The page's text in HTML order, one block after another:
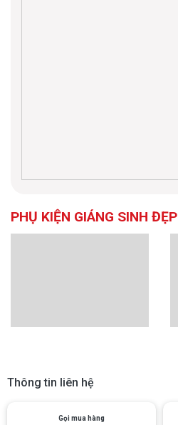
PHỤ KIỆN GIÁNG SINH ĐẸP
Thông tin liên hệ
Gọi mua hàng